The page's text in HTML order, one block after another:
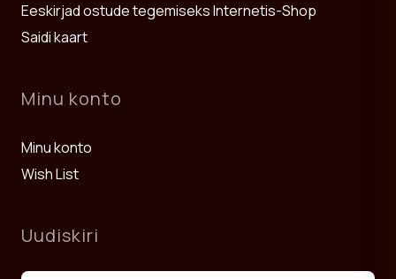
Eeskirjad ostude tegemiseks Internetis-Shop
Saidi kaart
Minu konto
Minu konto
Wish List
Uudiskiri